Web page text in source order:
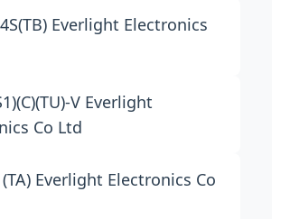
Everlight Electronics
V Everlight
Co Ltd
Everlight Electronics Co